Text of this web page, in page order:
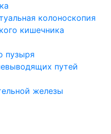
колоноскопия
кишечника
пузыря
путей
железы